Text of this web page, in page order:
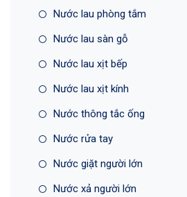
Nước lau phòng tắm
Nước lau sàn gỗ
Nước lau xịt bếp
Nước lau xịt kính
Nước thông tắc ống
Nước rửa tay
Nước giặt người lớn
Nước xả người lớn